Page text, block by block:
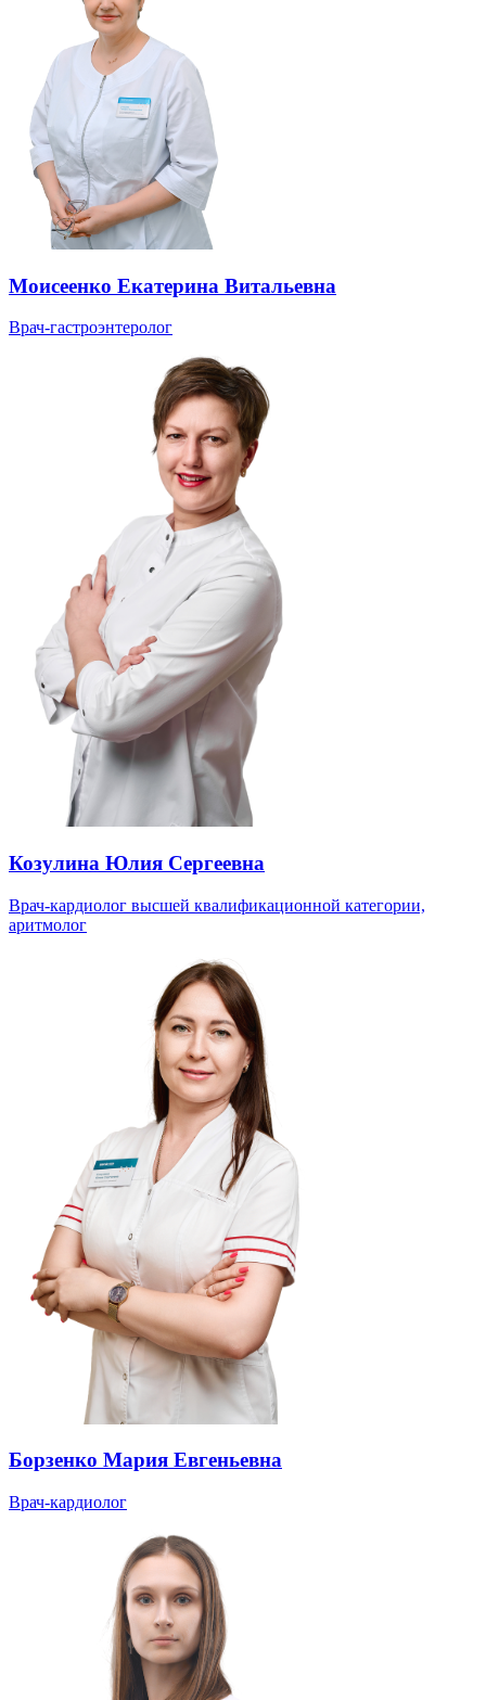
Моисеенко Екатерина Витальевна
Врач-гастроэнтеролог
Козулина Юлия Сергеевна
Врач-кардиолог высшей квалификационной категории,
аритмолог
Борзенко Мария Евгеньевна
Врач-кардиолог